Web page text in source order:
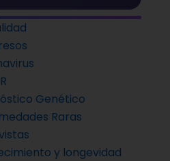
Genético
Raras
y longevidad